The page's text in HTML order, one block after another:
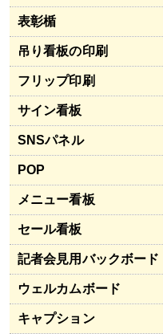
表彰楯
吊り看板の印刷
フリップ印刷
サイン看板
SNSパネル
POP
メニュー看板
セール看板
記者会見用バックボード
ウェルカムボード
キャプション